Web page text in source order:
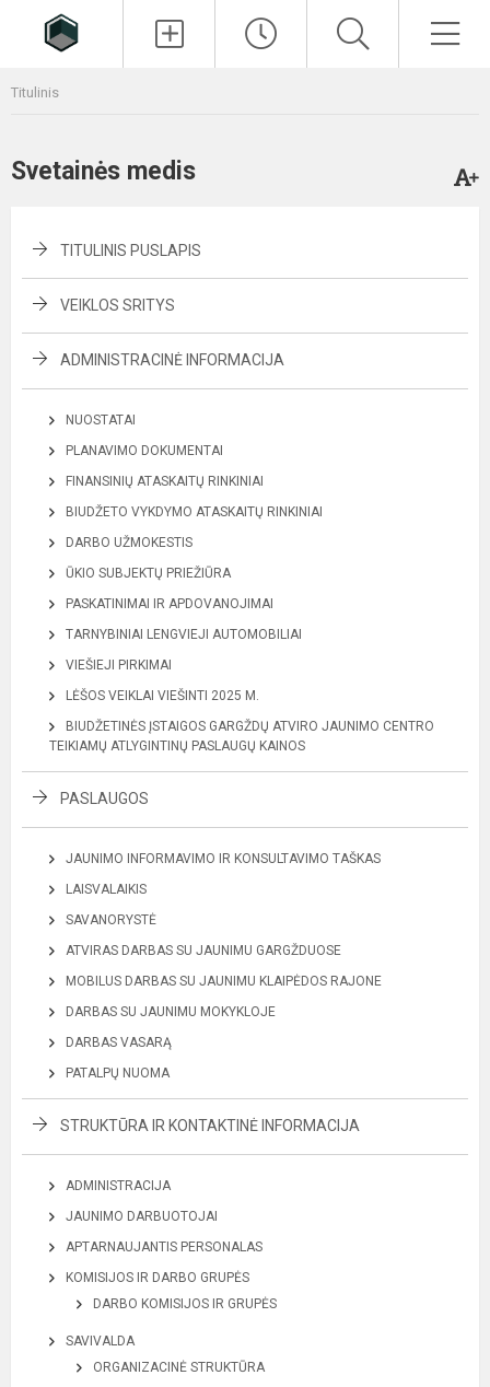
Titulinis
Svetainės medis
TITULINIS PUSLAPIS
VEIKLOS SRITYS
ADMINISTRACINĖ INFORMACIJA
NUOSTATAI
PLANAVIMO DOKUMENTAI
FINANSINIŲ ATASKAITŲ RINKINIAI
BIUDŽETO VYKDYMO ATASKAITŲ RINKINIAI
DARBO UŽMOKESTIS
ŪKIO SUBJEKTŲ PRIEŽIŪRA
PASKATINIMAI IR APDOVANOJIMAI
TARNYBINIAI LENGVIEJI AUTOMOBILIAI
VIEŠIEJI PIRKIMAI
LĖŠOS VEIKLAI VIEŠINTI 2025 M.
BIUDŽETINĖS ĮSTAIGOS GARGŽDŲ ATVIRO JAUNIMO CENTRO
TEIKIAMŲ ATLYGINTINŲ PASLAUGŲ KAINOS
PASLAUGOS
JAUNIMO INFORMAVIMO IR KONSULTAVIMO TAŠKAS
LAISVALAIKIS
SAVANORYSTĖ
ATVIRAS DARBAS SU JAUNIMU GARGŽDUOSE
MOBILUS DARBAS SU JAUNIMU KLAIPĖDOS RAJONE
DARBAS SU JAUNIMU MOKYKLOJE
DARBAS VASARĄ
PATALPŲ NUOMA
STRUKTŪRA IR KONTAKTINĖ INFORMACIJA
ADMINISTRACIJA
JAUNIMO DARBUOTOJAI
APTARNAUJANTIS PERSONALAS
KOMISIJOS IR DARBO GRUPĖS
DARBO KOMISIJOS IR GRUPĖS
SAVIVALDA
ORGANIZACINĖ STRUKTŪRA